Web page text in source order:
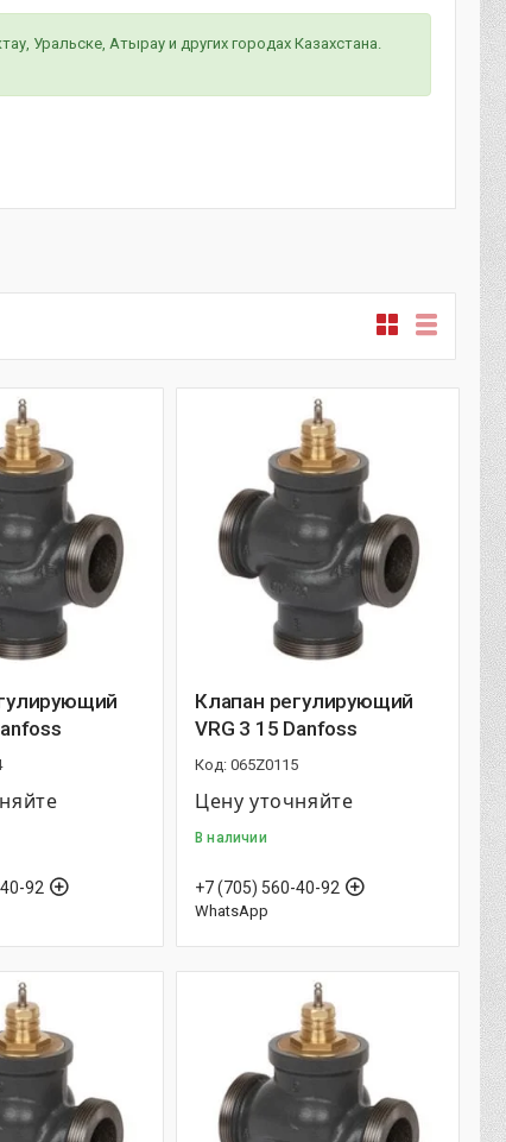
Уральске, Атырау и других городах Казахстана.
92
Клапан регулирующий
VRG 3 15 Danfoss
065Z0115
Цену уточняйте
В наличии
+7 (705) 560-40-92
WhatsApp